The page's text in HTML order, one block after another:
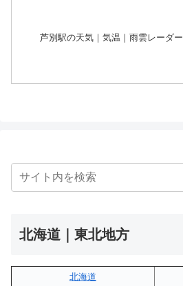
芦別駅の天気｜気温｜雨雲レーダー
北海道｜東北地方
北海道